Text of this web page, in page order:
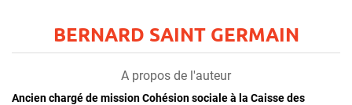
BERNARD SAINT GERMAIN
A propos de l'auteur
Ancien chargé de mission Cohésion sociale à la Caisse des